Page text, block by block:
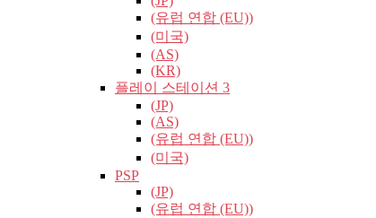
(유럽​​ 연합 (EU))
(미국)
(AS)
(KR)
플레이 스테이션 3
(JP)
(AS)
(유럽​​ 연합 (EU))
(미국)
PSP
(JP)
(유럽​​ 연합 (EU))